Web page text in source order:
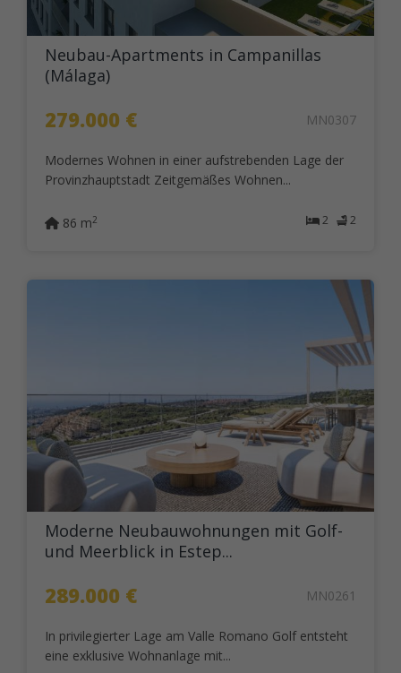
Neubau-Apartments in Campanillas
(Málaga)
279.000 € MN0307
Modernes Wohnen in einer aufstrebenden Lage der
Provinzhauptstadt Zeitgemäßes Wohnen...
2 2
86 m2
Moderne Neubauwohnungen mit Golf-
und Meerblick in Estep...
289.000 € MN0261
In privilegierter Lage am Valle Romano Golf entsteht
eine exklusive Wohnanlage mit...